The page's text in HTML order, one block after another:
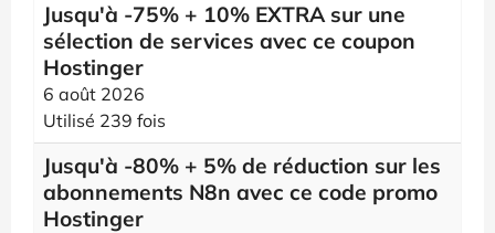
Jusqu'à -75% + 10% EXTRA sur une
sélection de services avec ce coupon
Hostinger
6 août 2026
Utilisé 239 fois
Jusqu'à -80% + 5% de réduction sur les
abonnements N8n avec ce code promo
Hostinger